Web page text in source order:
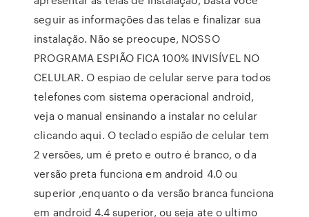
seguir as informações das telas e finalizar sua
instalação. Não se preocupe, NOSSO
PROGRAMA ESPIÃO FICA 100% INVISÍVEL NO
CELULAR. O espiao de celular serve para todos
telefones com sistema operacional android,
veja o manual ensinando a instalar no celular
clicando aqui. O teclado espião de celular tem
2 versões, um é preto e outro é branco, o da
versão preta funciona em android 4.0 ou
superior ,enquanto o da versão branca funciona
em android 4.4 superior, ou seja ate o ultimo